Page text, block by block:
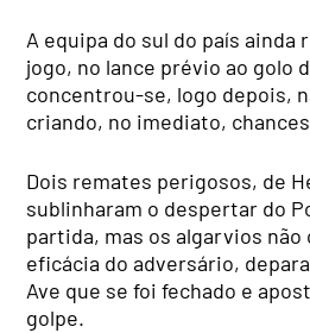
A equipa do sul do país ainda
jogo, no lance prévio ao golo
concentrou-se, logo depois,
criando, no imediato,
Dois remates perigosos, de
sublinharam o despertar do
partida, mas os algarvios
eficácia do adversário,
Ave que se foi fechado e
golpe.